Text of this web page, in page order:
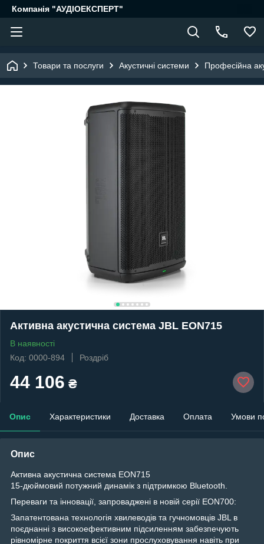
Компанія "АУДІОЕКСПЕРТ"
Товари та послуги Акустичні системи Професійна
Активна акустична система JBL EON715
В наявності
Код: 0000-894
Роздріб
44 106 ₴
Опис Характеристики Доставка Оплата Умови
Опис
Активна акустична система EON715
15-дюймовий потужний динамік з підтримкою Bluetooth.
Переваги та інновації, запроваджені в новій серії EON700:
Запатентована технологія хвилеводів та гучномовців JBL в
поєднанні з високоефективним підсиленням забезпечують
рівномірне покриття всієї зони прослуховування навіть при